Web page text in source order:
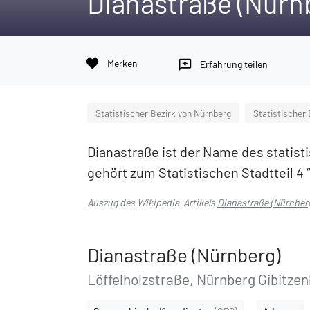
favorite Merken reviews Erfahrung teilen
Statistischer Bezirk von Nürnberg Statistischer
Dianastraße ist der Name des
gehört zum Statistischen Stadtteil 4
Auszug des Wikipedia-ArtikelsDianastraße
Dianastraße (Nürnberg)
Löffelholzstraße, Nürnberg